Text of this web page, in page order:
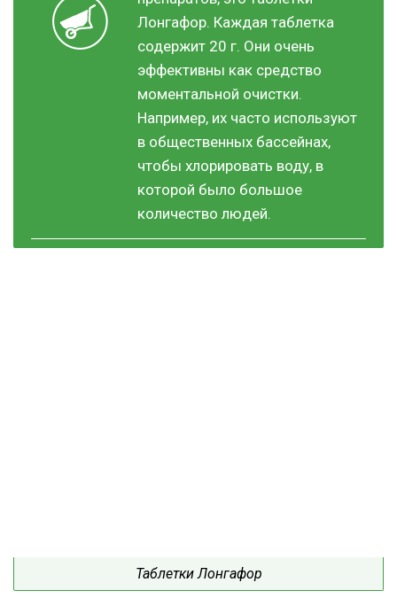
Лонгафор. Каждая таблетка
содержит 20 г. Они очень
эффективны как средство
моментальной очистки.
Например, их часто используют
в общественных бассейнах,
чтобы хлорировать воду, в
которой было большое
количество людей.
Таблетки Лонгафор